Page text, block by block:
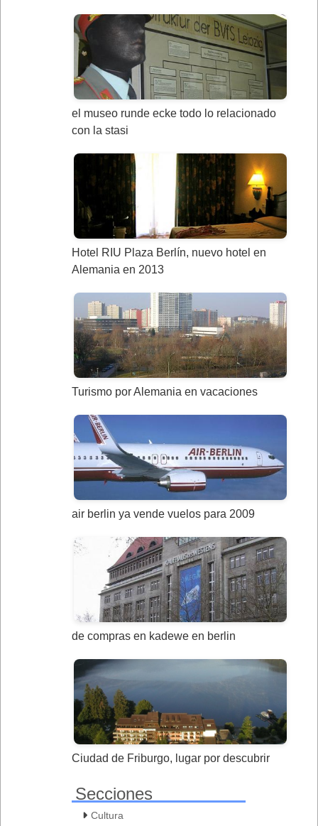
el museo runde ecke todo lo relacionado
con la stasi
Hotel RIU Plaza Berlín, nuevo hotel en
Alemania en 2013
Turismo por Alemania en vacaciones
air berlin ya vende vuelos para 2009
de compras en kadewe en berlin
Ciudad de Friburgo, lugar por descubrir
Secciones
Cultura